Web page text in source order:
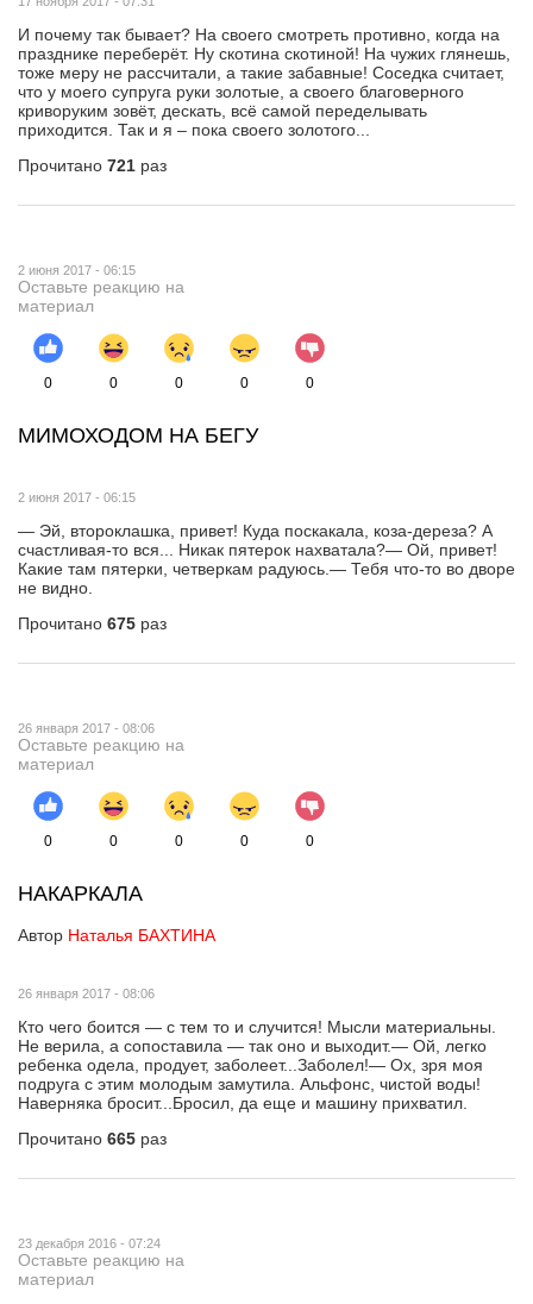
И почему так бывает? На своего смотреть противно, когда на
празднике переберёт. Ну скотина скотиной! На чужих глянешь,
тоже меру не рассчитали, а такие забавные! Соседка считает,
что у моего супруга руки золотые, а своего благоверного
криворуким зовёт, дескать, всё самой переделывать
приходится. Так и я – пока своего золотого...
Прочитано 721 раз
2 июня 2017 - 06:15
Оставьте реакцию на
материал
0 0 0 0 0
МИМОХОДОМ НА БЕГУ
2 июня 2017 - 06:15
— Эй, второклашка, привет! Куда поскакала, коза-дереза? А
счастливая-то вся... Никак пятерок нахватала?— Ой, привет!
Какие там пятерки, четверкам радуюсь.— Тебя что-то во дворе
не видно.
Прочитано 675 раз
26 января 2017 - 08:06
Оставьте реакцию на
материал
0 0 0 0 0
НАКАРКАЛА
Автор Наталья БАХТИНА
26 января 2017 - 08:06
Кто чего боится — с тем то и случится! Мысли материальны.
Не верила, а сопоставила — так оно и выходит.— Ой, легко
ребенка одела, продует, заболеет...Заболел!— Ох, зря моя
подруга с этим молодым замутила. Альфонс, чистой воды!
Наверняка бросит...Бросил, да еще и машину прихватил.
Прочитано 665 раз
23 декабря 2016 - 07:24
Оставьте реакцию на
материал